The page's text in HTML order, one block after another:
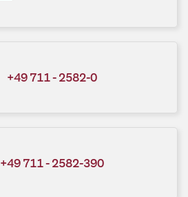
+49 711 - 2582-0
+49 711 - 2582-390